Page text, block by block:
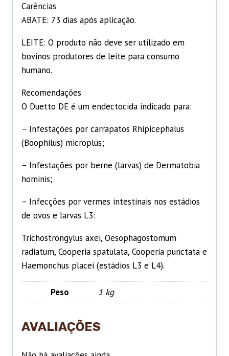
Carências
ABATE: 73 dias após aplicação.
LEITE: O produto não deve ser utilizado em
bovinos produtores de leite para consumo
humano.
Recomendações
O Duetto DE é um endectocida indicado para:
– Infestações por carrapatos Rhipicephalus
(Boophilus) microplus;
– Infestações por berne (larvas) de Dermatobia
hominis;
– Infecções por vermes intestinais nos estádios
de ovos e larvas L3:
Trichostrongylus axei, Oesophagostomum
radiatum, Cooperia spatulata, Cooperia punctata e
Haemonchus placei (estádios L3 e L4).
Peso 1 kg
AVALIAÇÕES